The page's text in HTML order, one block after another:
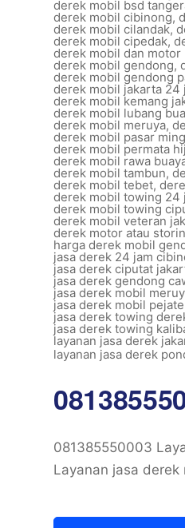
derek mobil bsd
derek mobil cibinong,
derek mobil cilandak,
derek mobil cipedak,
derek mobil dan motor
derek mobil gendong,
derek mobil gendong
derek mobil jakarta 24
derek mobil kemang
derek mobil lubang
derek mobil meruya,
derek mobil pasar
derek mobil permata
derek mobil rawa
derek mobil tambun,
derek mobil tebet,
derek mobil towing 24
derek mobil towing
derek mobil veteran
derek motor atau
harga derek mobil
jasa derek 24 jam
jasa derek ciputat
jasa derek gendong
jasa derek mobil
jasa derek mobil
jasa derek towing
jasa derek towing
layanan jasa derek
layanan jasa derek
081385550003
Layanan jasa